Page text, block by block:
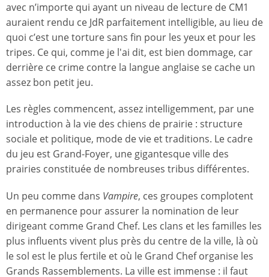
avec n’importe qui ayant un niveau de lecture de CM1
auraient rendu ce JdR parfaitement intelligible, au lieu de
quoi c’est une torture sans fin pour les yeux et pour les
tripes. Ce qui, comme je l'ai dit, est bien dommage, car
derrière ce crime contre la langue anglaise se cache un
assez bon petit jeu.
Les règles commencent, assez intelligemment, par une
introduction à la vie des chiens de prairie : structure
sociale et politique, mode de vie et traditions. Le cadre
du jeu est Grand-Foyer, une gigantesque ville des
prairies constituée de nombreuses tribus différentes.
Un peu comme dans Vampire, ces groupes complotent
en permanence pour assurer la nomination de leur
dirigeant comme Grand Chef. Les clans et les familles les
plus influents vivent plus près du centre de la ville, là où
le sol est le plus fertile et où le Grand Chef organise les
Grands Rassemblements. La ville est immense : il faut